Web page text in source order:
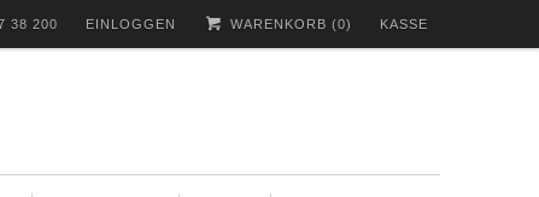
38 200 EINLOGGEN WARENKORB (0) KASSE